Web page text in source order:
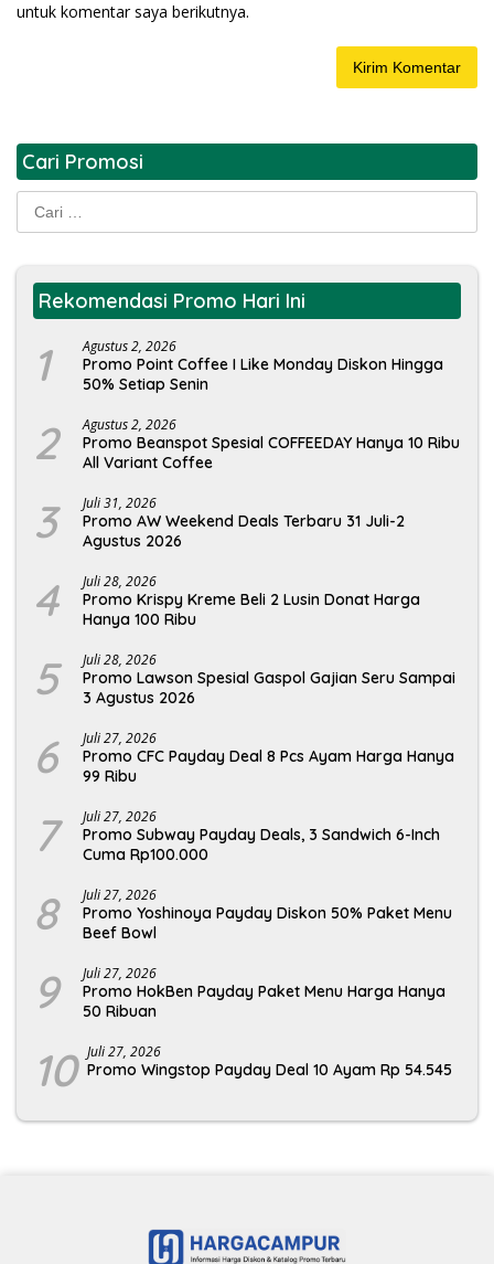
untuk komentar saya berikutnya.
Cari Promosi
Cari
untuk:
Rekomendasi Promo Hari Ini
1 Agustus 2, 2026
Promo Point Coffee I Like Monday Diskon Hingga
50% Setiap Senin
2 Agustus 2, 2026
Promo Beanspot Spesial COFFEEDAY Hanya 10 Ribu
All Variant Coffee
3 Juli 31, 2026
Promo AW Weekend Deals Terbaru 31 Juli-2
Agustus 2026
4 Juli 28, 2026
Promo Krispy Kreme Beli 2 Lusin Donat Harga
Hanya 100 Ribu
5 Juli 28, 2026
Promo Lawson Spesial Gaspol Gajian Seru Sampai
3 Agustus 2026
6 Juli 27, 2026
Promo CFC Payday Deal 8 Pcs Ayam Harga Hanya
99 Ribu
7 Juli 27, 2026
Promo Subway Payday Deals, 3 Sandwich 6-Inch
Cuma Rp100.000
8 Juli 27, 2026
Promo Yoshinoya Payday Diskon 50% Paket Menu
Beef Bowl
9 Juli 27, 2026
Promo HokBen Payday Paket Menu Harga Hanya
50 Ribuan
10 Juli 27, 2026
Promo Wingstop Payday Deal 10 Ayam Rp 54.545